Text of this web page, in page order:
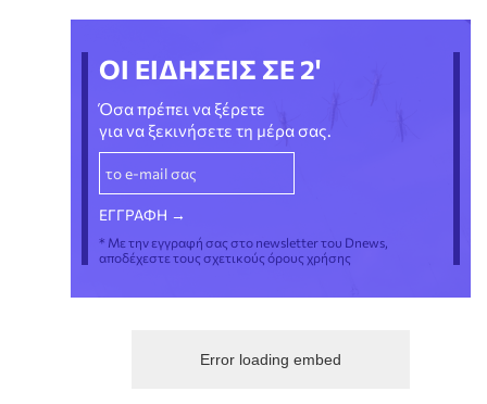
ΟΙ ΕΙΔΗΣΕΙΣ ΣΕ 2'
Όσα πρέπει να ξέρετε
για να ξεκινήσετε τη μέρα σας.
* Με την εγγραφή σας στο newsletter του Dnews,
αποδέχεστε τους σχετικούς όρους χρήσης
Error loading embed